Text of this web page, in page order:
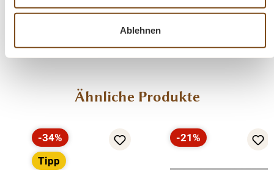
Ablehnen
Produktinformationen "Sideboard Roda
Teakholz Schwarz 200 Massive Teak
Die große Anrichte wurde aus recyceltem Teak gebaut
einer Metallschiene aufgehängt ist. Die massiven
Teakmöbel sind sehr belastbar und leicht zu reinigen
und zu pflegen. Zeitlos attraktiv präsentiert sich ein
Produktgalerie überspringen
Ähnliche Produkte
Rabatt
-34%
Tipp
Rabatt
-21%